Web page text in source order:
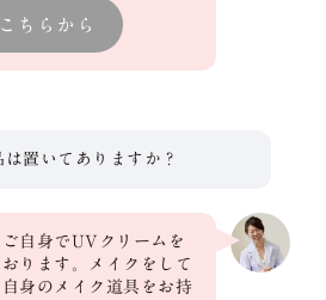
ちらから
は置いてありますか？
自身でUVクリームを
ります。メイクをして
身のメイク道具をお持